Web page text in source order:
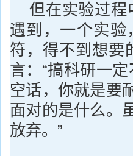
但在实验过程
遇到，一个实
符，得不到想要
言：“搞科研一
空话，你就是要
面对的是什么。
放弃。”